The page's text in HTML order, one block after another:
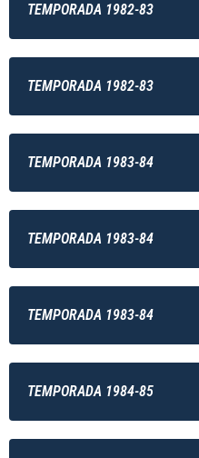
TEMPORADA 1982-83
TEMPORADA 1982-83
TEMPORADA 1983-84
TEMPORADA 1983-84
TEMPORADA 1983-84
TEMPORADA 1984-85